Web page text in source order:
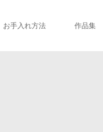
お手入れ方法 作品集